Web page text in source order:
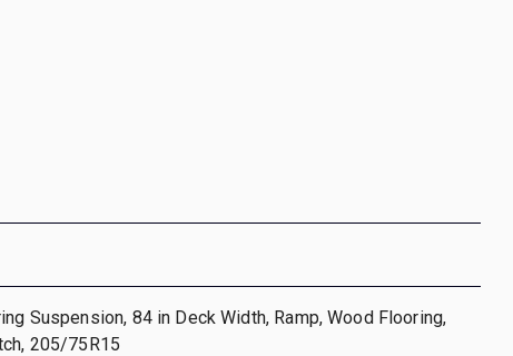
Suspension, 84 in Deck Width, Ramp, Wood Flooring,
205/75R15